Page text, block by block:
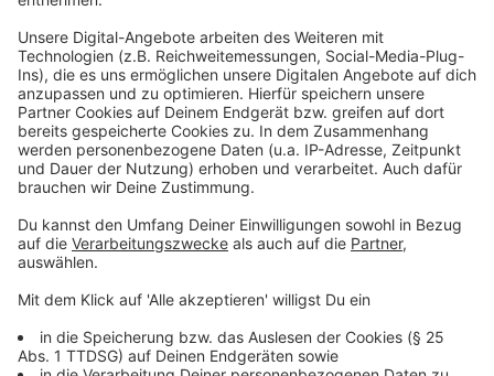
Gesamtzahl aller labordiagnostisch bestätigten
Fälle:5.116
Anzeige
Gesamtzahl aller genesenen Patienten:4.605
Anzeige
An/mit Corona gestorbene Personen: 90
Anzeige